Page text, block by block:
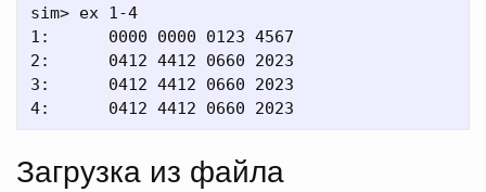
sim> ex 1-4
1:      0000 0000 0123 4567
2:      0412 4412 0660 2023
3:      0412 4412 0660 2023
Загрузка из файла